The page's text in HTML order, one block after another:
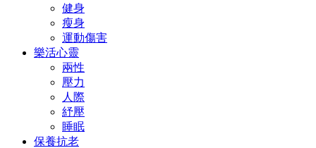
健身
瘦身
運動傷害
樂活心靈
兩性
壓力
人際
紓壓
睡眠
保養抗老